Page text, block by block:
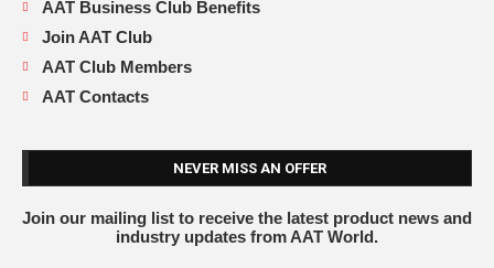
AAT Business Club Benefits
Join AAT Club
AAT Club Members
AAT Contacts
NEVER MISS AN OFFER
Join our mailing list to receive the latest product news and
industry updates from AAT World.